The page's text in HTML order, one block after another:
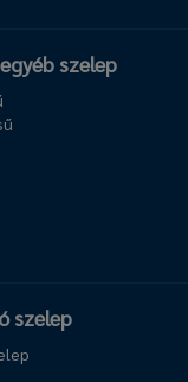
szelep
szelep